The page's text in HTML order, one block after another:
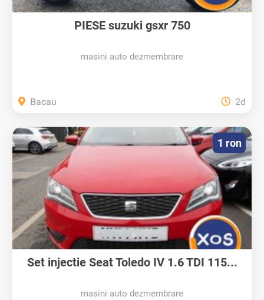
PIESE suzuki gsxr 750
masini auto dezmembrare
Bacau 2d
Set injectie Seat Toledo IV 1.6 TDI 115...
masini auto dezmembrare
1 ron